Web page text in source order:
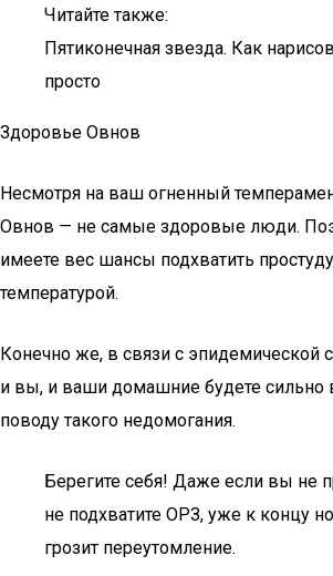
Читайте также:
Пятиконечная звезда. Как
просто
Здоровье Овнов
Несмотря на ваш огненный
Овнов — не самые здоровые люди.
имеете вес шансы подхватить
температурой.
Конечно же, в связи с эпидемической
и вы, и ваши домашние будете сильно
поводу такого недомогания.
Берегите себя! Даже если вы не
не подхватите ОРЗ, уже к концу
грозит переутомление.